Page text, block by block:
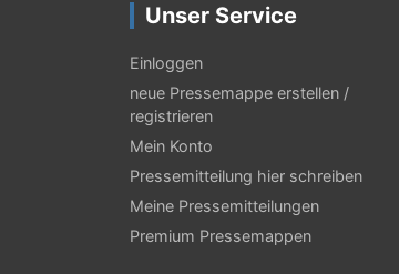
Unser Service
Einloggen
neue Pressemappe erstellen /
registrieren
Mein Konto
Pressemitteilung hier schreiben
Meine Pressemitteilungen
Premium Pressemappen